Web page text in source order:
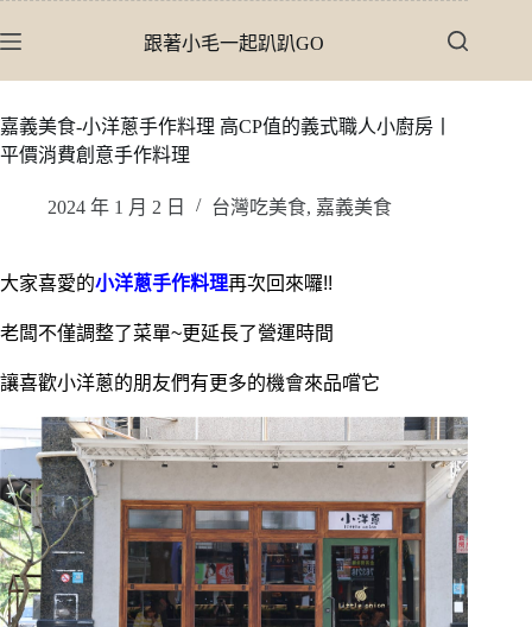
至
內
容
跟著小毛一起趴趴GO
嘉義美食-小洋蔥手作料理 高CP值的義式職人小廚房丨
平價消費創意手作料理
2024 年 1 月 2 日 台灣吃美食, 嘉義美食
大家喜愛的小洋蔥手作料理再次回來囉!!
老闆不僅調整了菜單~更延長了營運時間
讓喜歡小洋蔥的朋友們有更多的機會來品嚐它